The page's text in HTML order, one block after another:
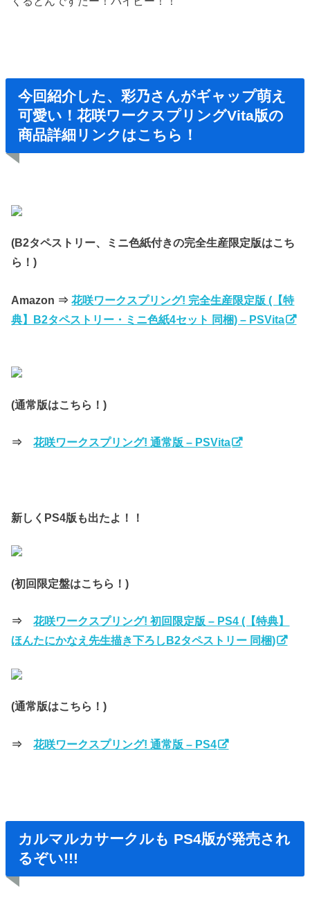
今回紹介した、彩乃さんがギャップ萌え
可愛い！花咲ワークスプリングVita版の
商品詳細リンクはこちら！
(B2タペストリー、ミニ色紙付きの完全生産限定版はこち
ら！)
Amazon ⇒花咲ワークスプリング! 完全生産限定版 (【特
典】B2タペストリー・ミニ色紙4セット 同梱) – PSVita
(通常版はこちら！)
⇒花咲ワークスプリング! 通常版 – PSVita
新しくPS4版も出たよ！！
(初回限定盤はこちら！)
⇒花咲ワークスプリング! 初回限定版 – PS4 (【特典】
ほんたにかなえ先生描き下ろしB2タペストリー 同梱)
(通常版はこちら！)
⇒花咲ワークスプリング! 通常版 – PS4
カルマルカサークルも PS4版が発売され
るぞい!!!